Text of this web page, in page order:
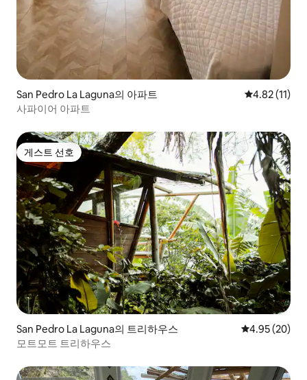
San Pedro La Laguna의 아파트 평점 4.82점
4.82 (11)
사파이어 아파트
게스트 선호
게스트 선호
San Pedro La Laguna의 트리하우스 평점 4.95점(5
4.95 (20)
모트모트 트리하우스